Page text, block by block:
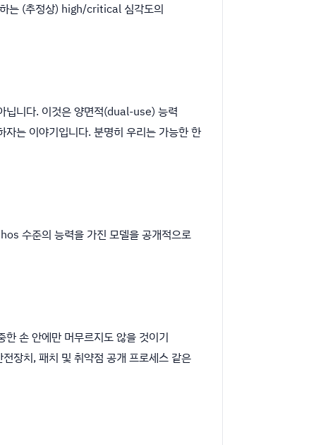
는 (추정상) high/critical 심각도의
닙니다. 이것은 양면적(dual-use) 능력
는 이야기입니다. 분명히 우리는 가능한 한
수준의 능력을 가진 모델을 공개적으로
손 안에만 머무르지도 않을 것이기
장치, 패치 및 취약점 공개 프로세스 같은